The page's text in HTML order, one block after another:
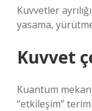
Kuvvetler
yasama,
Kuvvet
Kuantum
“etkileşim”